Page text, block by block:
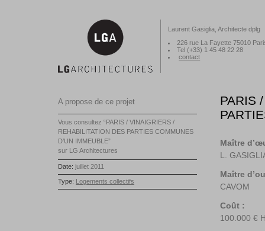
Laurent Gasiglia, Architecte dplg
226 rue La Fayette 75010
Tel (+33) 1 45 48 22 28
contact
PARIS
Maître
L.
Maître
CAVOM
Coût :
100.000 €
A propose de ce projet
Vous consultez “PARIS / VINAIGRIERS /
REHABILITATION DES PARTIES COMMUNES
D’UN IMMEUBLE”
sur LG Architectures
Date: juillet 2011
Type: Logements collectifs